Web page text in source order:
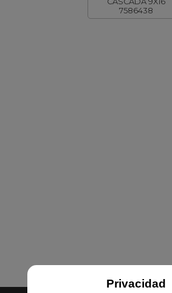
Privacidad
7586438